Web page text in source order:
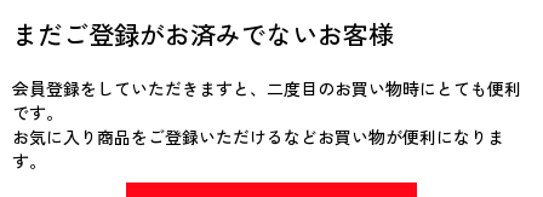
まだご登録がお済みでないお客様
会員登録をしていただきますと、二度目のお買い物時にとても便利
です。
お気に入り商品をご登録いただけるなどお買い物が便利になりま
す。